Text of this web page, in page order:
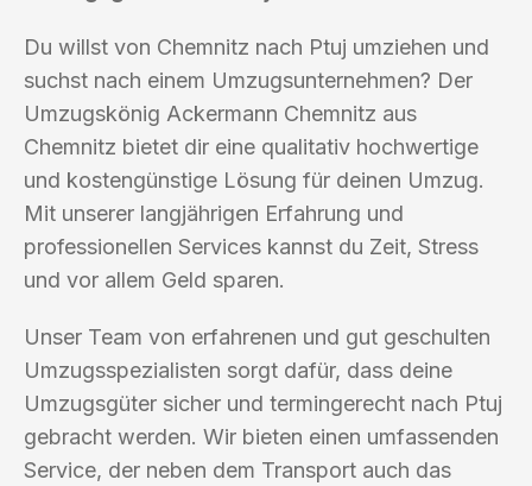
Du willst von Chemnitz nach Ptuj umziehen und
suchst nach einem Umzugsunternehmen? Der
Umzugskönig Ackermann Chemnitz aus
Chemnitz bietet dir eine qualitativ hochwertige
und kostengünstige Lösung für deinen Umzug.
Mit unserer langjährigen Erfahrung und
professionellen Services kannst du Zeit, Stress
und vor allem Geld sparen.
Unser Team von erfahrenen und gut geschulten
Umzugsspezialisten sorgt dafür, dass deine
Umzugsgüter sicher und termingerecht nach Ptuj
gebracht werden. Wir bieten einen umfassenden
Service, der neben dem Transport auch das